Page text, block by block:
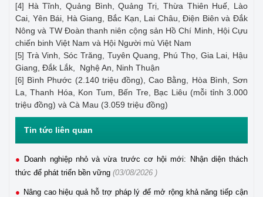
[4]
Hà Tĩnh, Quảng Bình, Quảng Trị, Thừa Thiên Huế, Lào
Cai, Yên Bái, Hà Giang, Bắc Kạn, Lai Châu, Điện Biên và Đắk
Nông và TW Đoàn thanh niên cộng sản Hồ Chí Minh, Hội Cựu
chiến binh Việt Nam và Hội Người mù Việt Nam
[5] Trà Vinh, Sóc Trăng, Tuyên Quang, Phú Thọ, Gia Lai, Hậu
Giang, Đắk Lắk, Nghệ An, Ninh Thuận
[6] Bình Phước (2.140 triệu đồng), Cao Bằng, Hòa Bình, Sơn
La, Thanh Hóa, Kon Tum, Bến Tre, Bạc Liêu (mỗi tỉnh 3.000
triệu đồng) và Cà Mau (3.059 triệu đồng)
Tin tức liên quan
Doanh nghiệp nhỏ và vừa trước cơ hội mới: Nhận diện thách
thức để phát triển bền vững (03/08/2026 )
Nâng cao hiệu quả hỗ trợ pháp lý để mở rộng khả năng tiếp cận